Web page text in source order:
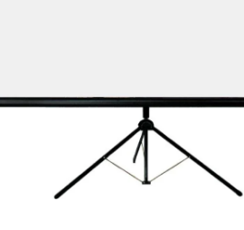
Click to enlarge